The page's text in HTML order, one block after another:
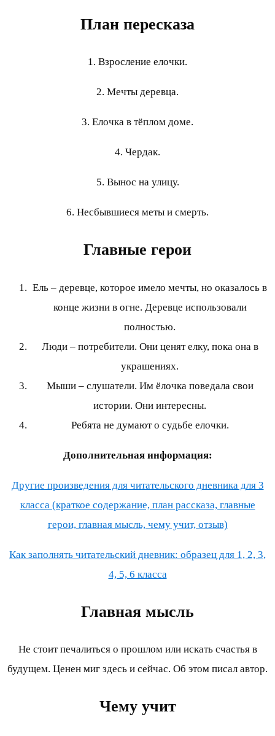
План пересказа
1. Взросление елочки.
2. Мечты деревца.
3. Елочка в тёплом доме.
4. Чердак.
5. Вынос на улицу.
6. Несбывшиеся меты и смерть.
Главные герои
Ель – деревце, которое имело мечты, но оказалось в
конце жизни в огне. Деревце использовали
полностью.
Люди – потребители. Они ценят елку, пока она в
украшениях.
Мыши – слушатели. Им ёлочка поведала свои
истории. Они интересны.
Ребята не думают о судьбе елочки.
Дополнительная информация:
Другие произведения для читательского дневника для 3
класса (краткое содержание, план рассказа, главные
герои, главная мысль, чему учит, отзыв)
Как заполнять читательский дневник: образец для 1, 2, 3,
4, 5, 6 класса
Главная мысль
Не стоит печалиться о прошлом или искать счастья в
будущем. Ценен миг здесь и сейчас. Об этом писал автор.
Чему учит